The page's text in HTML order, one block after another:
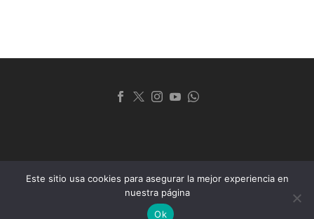
© 2024 Club Universitario de La Plata
Sitio desarrollado porWeb Soluciones
Este sitio usa cookies para asegurar la mejor experiencia en
nuestra página
Ok